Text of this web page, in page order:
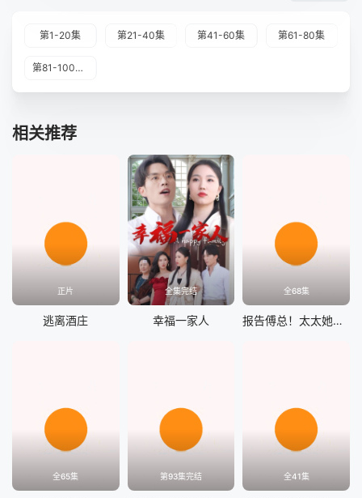
第1-20集 第21-40集 第41-60集 第61-80集
第81-100集完结
相关推荐
正片
逃离酒庄
全集完结
幸福一家人
全68集
报告傅总！太太她又离家出走了
全65集 第93集完结 全41集